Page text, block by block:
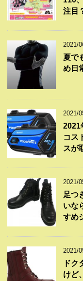
注目
2021/
夏で
め日
2021/
2021
コス
スが
2021/
足つ
いな
すめ
2021/
ド
けど